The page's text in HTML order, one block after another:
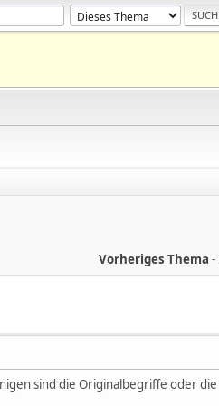
Vorheriges Thema -
sind die Originalbegriffe oder die